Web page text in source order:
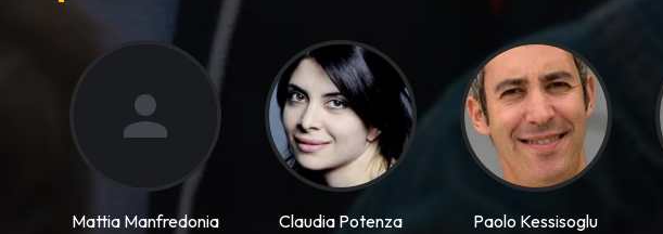
Mattia Manfredonia Claudia Potenza Paolo Kessisoglu